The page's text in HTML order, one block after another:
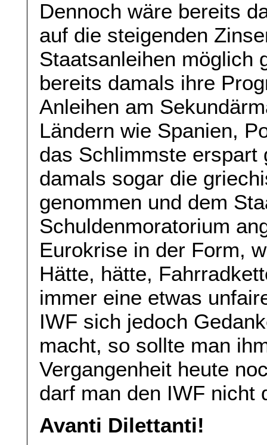
Dennoch wäre bereits
auf die steigenden
Staatsanleihen möglich
bereits damals ihre
Anleihen am
Ländern wie Spanien,
das Schlimmste erspart
damals sogar die
genommen und dem
Schuldenmoratorium
Eurokrise in der Form,
Hätte, hätte,
immer eine etwas
IWF sich jedoch
macht, so sollte man
Vergangenheit heute
darf man den IWF nicht
Avanti Dilettanti!